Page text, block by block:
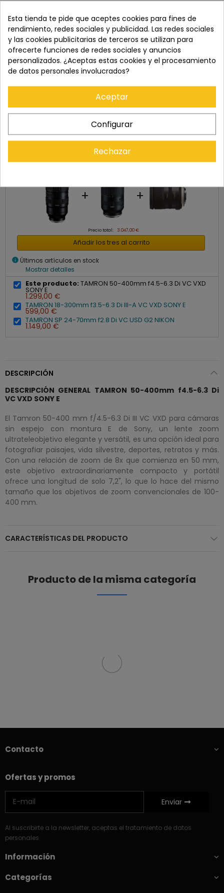
del pedido, para solicitar la devolución.
+ +
Precio total: 3.047,00 €
Añadir los tres al carrito
info Últimos artículos en stock
Mostrar detalles
Este producto: TAMRON 50-400mm f4.5-6.3 Di VC VXD
SONY E
1.299,00 €
TAMRON 18-300mm f3.5-6.3 Di III-A VC VXD SONY E
599,00 €
TAMRON SP 24-70mm f2.8 Di VC USD G2 NIKON
1.149,00 €
DESCRIPCIÓN
DESCRIPCIÓN GENERAL TAMRON 50-400mm f4.5-6.3 Di
VC VXD SONY E
El Tamron 50-400 mm f/4.5-6.3 Di III VC VXD para cámaras
sin espejo con montura E de Sony, un lente zoom
ultrateleobjetivo elegante y versátil, es una opción ideal para
fotografiar paisajes, vida silvestre, deportes, retratos y más.
Con una relación de zoom de 8x que comienza en 50 mm,
este objetivo extraordinariamente compacto y portátil
ofrece una longitud de solo 7,2", lo que lo hace del mismo
tamaño que los objetivos de zoom convencionales de 100-
400 mm.
CARACTERÍSTICAS DEL PRODUCTO
Producto de la misma categoría
Contacto
Ofertas y promos
Enviar
Al suscribirte a la newsletter, aceptas el tratamiento de datos
personales
Información
Categorías
Esta tienda te pide que aceptes cookies para fines de
rendimiento, redes sociales y publicidad. Las redes sociales
y las cookies publicitarias de terceros se utilizan para
ofrecerte funciones de redes sociales y anuncios
personalizados. ¿Aceptas estas cookies y el procesamiento
de datos personales involucrados?
Aceptar
Configurar
Rechazar